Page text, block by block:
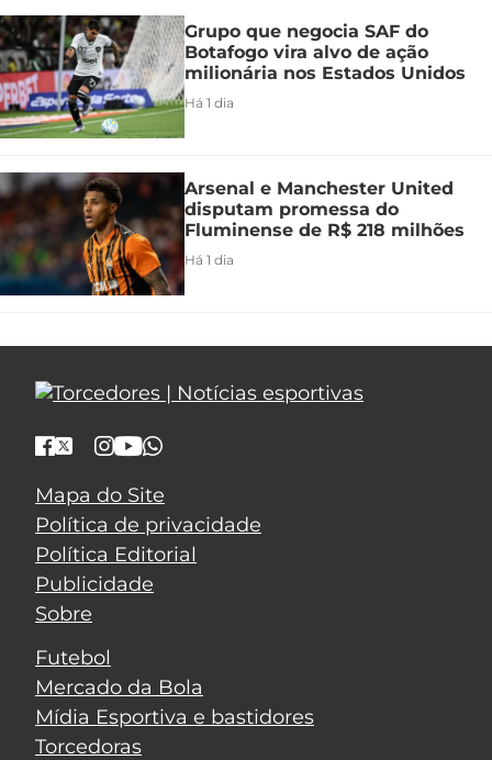
Grupo que negocia SAF do
Botafogo vira alvo de ação
milionária nos Estados Unidos
Há 1 dia
Arsenal e Manchester United
disputam promessa do
Fluminense de R$ 218 milhões
Há 1 dia
Mapa do Site
Política de privacidade
Política Editorial
Publicidade
Sobre
Futebol
Mercado da Bola
Mídia Esportiva e bastidores
Torcedoras